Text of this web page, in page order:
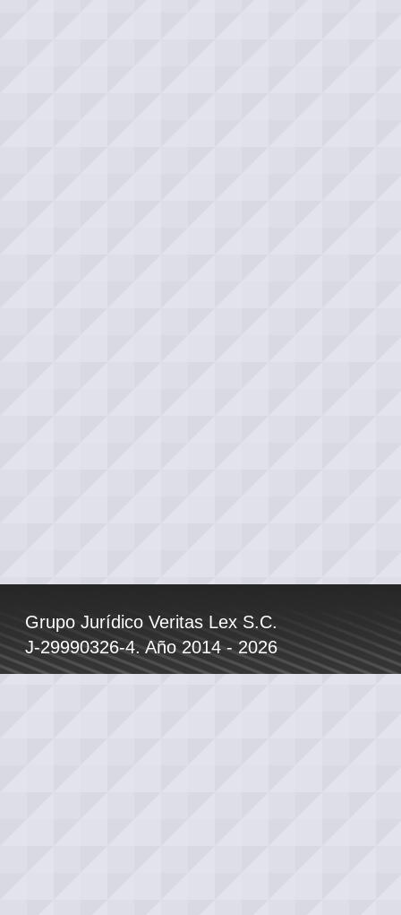
Grupo Jurídico Veritas Lex S.C.
J-29990326-4. Año 2014 - 2026